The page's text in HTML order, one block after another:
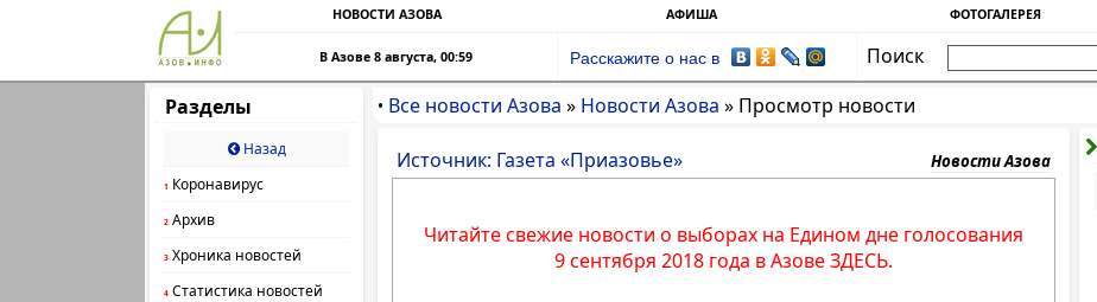
НОВОСТИ АЗОВА АФИША ФОТОГАЛЕРЕЯ
В Азове 8 августа, 00:59 Расскажите о нас в
Поиск
Разделы
Назад
1 Коронавирус
2 Архив
3 Хроника новостей
4 Статистика новостей
• Все новости Азова » Новости Азова » Просмотр новости
Источник: Газета «Приазовье» Новости Азова
Читайте свежие новости о выборах на Едином дне голосования
9 сентября 2018 года в Азове ЗДЕСЬ.